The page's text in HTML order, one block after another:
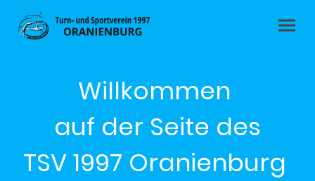
Willkommen
auf der Seite des
TSV 1997 Oranienburg